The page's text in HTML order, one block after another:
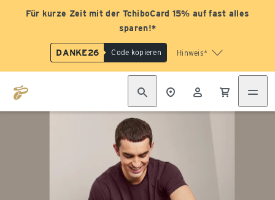
Für kurze Zeit mit der TchiboCard 15% auf fast alles
sparen!*
DANKE26 Code kopieren Hinweis*